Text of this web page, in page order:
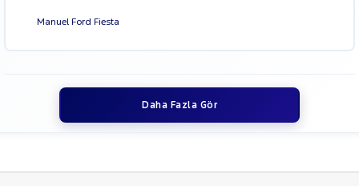
Manuel Ford Fiesta
Daha Fazla Gör